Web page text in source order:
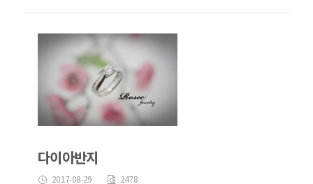
다이아반지
2017-08-29 2478